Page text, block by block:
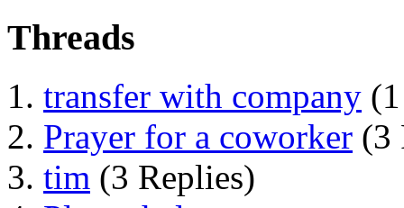
Threads
transfer with company
Prayer for a coworker (3
tim (3 Replies)